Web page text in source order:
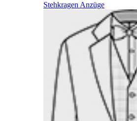
Stehkragen Anzüge